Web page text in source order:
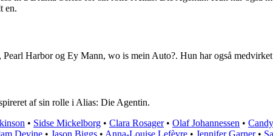
en.
Harbor og Ey Mann, wo is mein Auto?. Hun har også
af sin rolle i Alias: Die Agentin.
• Sidse Mickelborg • Clara Rosager• Olaf Johannessen •